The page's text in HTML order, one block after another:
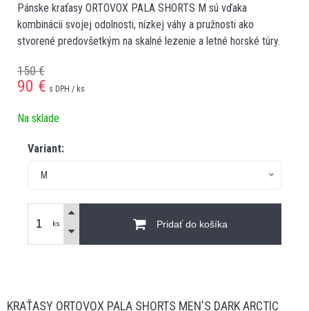
Pánske kraťasy ORTOVOX PALA SHORTS M sú vďaka
kombinácii svojej odolnosti, nízkej váhy a pružnosti ako
stvorené predovšetkým na skalné lezenie a letné horské túry.
150 €
90 € s DPH / ks
Na sklade
Variant:
M
ks Pridať do košíka
KRAŤASY ORTOVOX PALA SHORTS MEN'S DARK ARCTIC